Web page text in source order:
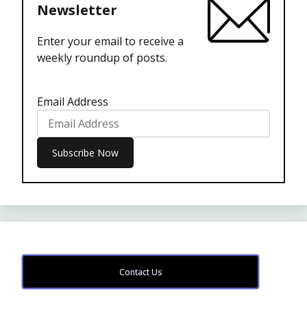
Newsletter
Enter your email to receive a
weekly roundup of posts.
Email Address
Contact Us